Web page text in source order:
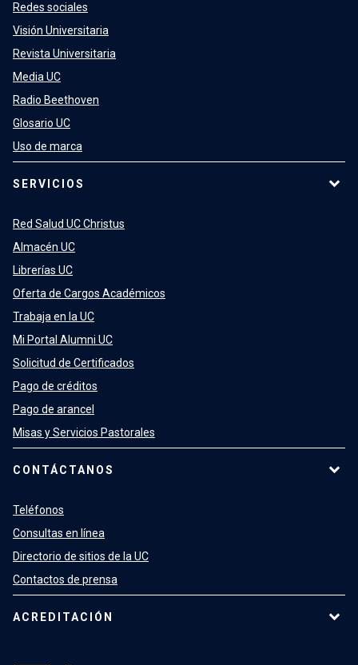
Redes sociales
Visión Universitaria
Revista Universitaria
Media UC
Radio Beethoven
Glosario UC
Uso de marca
SERVICIOS
Red Salud UC Christus
Almacén UC
Librerías UC
Oferta de Cargos Académicos
Trabaja en la UC
Mi Portal Alumni UC
Solicitud de Certificados
Pago de créditos
Pago de arancel
Misas y Servicios Pastorales
CONTÁCTANOS
Teléfonos
Consultas en línea
Directorio de sitios de la UC
Contactos de prensa
ACREDITACIÓN